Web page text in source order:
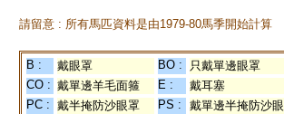
請留意 : 所有馬匹資料是由1979-80馬季開始計算
B : 戴眼罩 BO : 只戴單邊眼罩
CO : 戴單邊羊毛面箍 E : 戴耳塞
PC : 戴半掩防沙眼罩 PS :
戴單邊半掩防沙眼